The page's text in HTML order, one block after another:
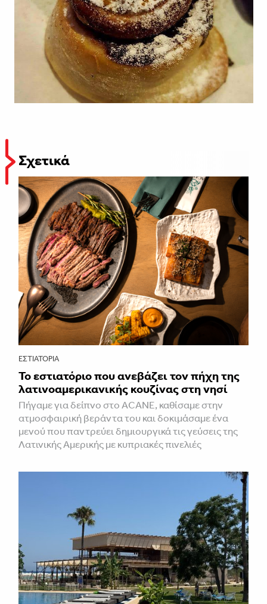
Σχετικά
ΕΣΤΙΑΤΌΡΙΑ
Το εστιατόριο που ανεβάζει τον πήχη της
λατινοαμερικανικής κουζίνας στη νησί
Πήγαμε για δείπνο στο ACANE, καθίσαμε στην
ατμοσφαιρική βεράντα του και δοκιμάσαμε ένα
μενού που παντρεύει δημιουργικά τις γεύσεις της
Λατινικής Αμερικής με κυπριακές πινελιές